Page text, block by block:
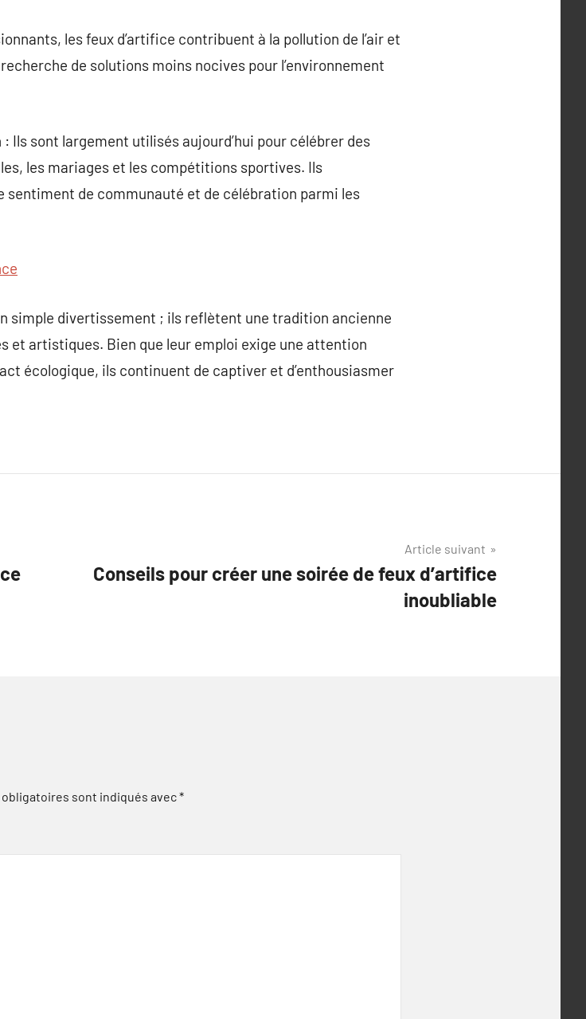
les feux d’artifice contribuent à la pollution de l’air et
de solutions moins nocives pour l’environnement
sont largement utilisés aujourd’hui pour célébrer des
les mariages et les compétitions sportives. Ils
de communauté et de célébration parmi les
simple divertissement ; ils reflètent une tradition ancienne
et artistiques. Bien que leur emploi exige une attention
écologique, ils continuent de captiver et d’enthousiasmer
Article suivant
Conseils pour créer une soirée de feux d’artifice
inoubliable
obligatoires sont indiqués avec*